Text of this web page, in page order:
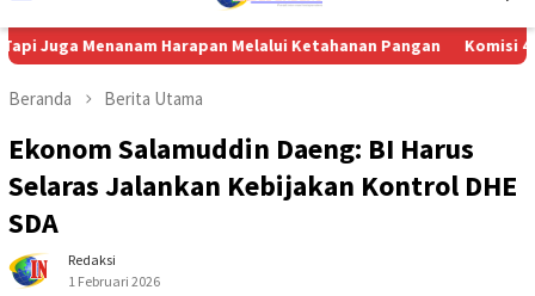
Mobile
Harapan Melalui Ketahanan Pangan Komisi 4 DPRD
Beranda Berita Utama
Ekonom Salamuddin Daeng: BI Harus
Selaras Jalankan Kebijakan Kontrol DHE
SDA
Redaksi
1 Februari 2026